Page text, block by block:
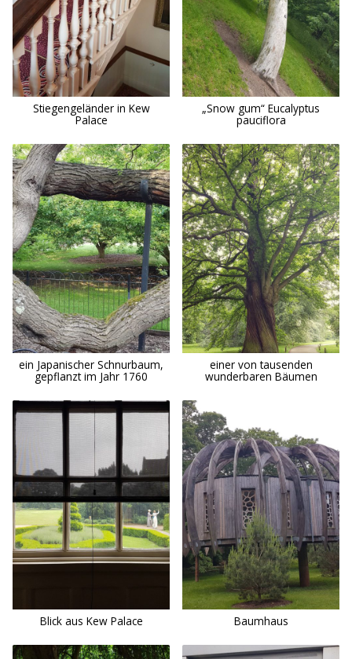
Stiegengeländer in Kew
Palace
„Snow gum“ Eucalyptus
pauciflora
ein Japanischer Schnurbaum,
gepflanzt im Jahr 1760
einer von tausenden
wunderbaren Bäumen
Blick aus Kew Palace Baumhaus